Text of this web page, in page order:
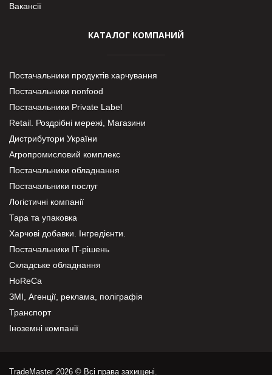
Вакансії
КАТАЛОГ КОМПАНИЙ
Постачальники продуктів харчування
Постачальники nonfood
Постачальники Private Label
Retail. Роздрібні мережі, Магазини
Дистрибутори України
Агропромисловий комплекс
Постачальники обладнання
Постачальники послуг
Логістичні компанії
Тара та упаковка
Харчові добавки. Інгредієнти.
Постачальники IT-рішень
Складське обладнання
HoReCa
ЗМІ, Агенції, реклама, поліграфія
Транспорт
Іноземні компанії
TradeMaster 2026 © Всі права захищені.